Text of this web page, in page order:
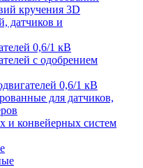
кручения 3D
датчиков и
0,6/1 кВ
с одобрением
0,6/1 кВ
для датчиков,
и конвейерных систем